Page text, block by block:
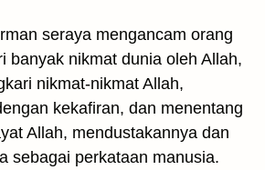
seraya mengancam orang
banyak nikmat dunia oleh Allah,
nikmat-nikmat Allah,
kekafiran, dan menentang
Allah, mendustakannya dan
sebagai perkataan manusia.